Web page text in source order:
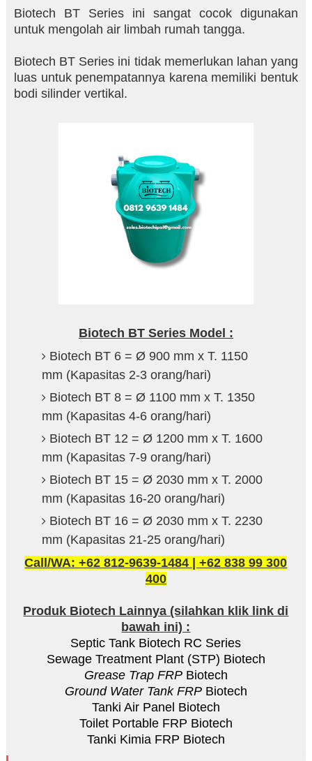
Biotech BT Series ini sangat cocok digunakan
untuk mengolah air limbah rumah tangga.
Biotech BT Series ini tidak memerlukan lahan yang
luas untuk penempatannya karena memiliki bentuk
bodi silinder vertikal.
Biotech BT Series Model :
Biotech BT 6 = Ø 900 mm x T. 1150
mm (Kapasitas 2-3 orang/hari)
Biotech BT 8 = Ø 1100 mm x T. 1350
mm (Kapasitas 4-6 orang/hari)
Biotech BT 12 = Ø 1200 mm x T. 1600
mm (Kapasitas 7-9 orang/hari)
Biotech BT 15 = Ø 2030 mm x T. 2000
mm (Kapasitas 16-20 orang/hari)
Biotech BT 16 = Ø 2030 mm x T. 2230
mm (Kapasitas 21-25 orang/hari)
Call/WA: +62 812-9639-1484 | +62 838 99 300
400
Produk Biotech Lainnya (silahkan klik link di
bawah ini) :
Septic Tank Biotech RC Series
Sewage Treatment Plant (STP) Biotech
Grease Trap FRPBiotech
Ground Water Tank FRP Biotech
Tanki Air Panel Biotech
Toilet Portable FRP Biotech
Tanki Kimia FRP Biotech